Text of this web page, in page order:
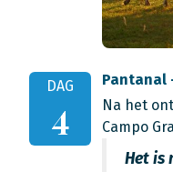
DAG
4
Pantanal
Na het
Campo
Het is